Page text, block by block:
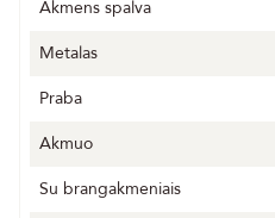
Akmens spalva
Metalas
Praba
Akmuo
Su brangakmeniais